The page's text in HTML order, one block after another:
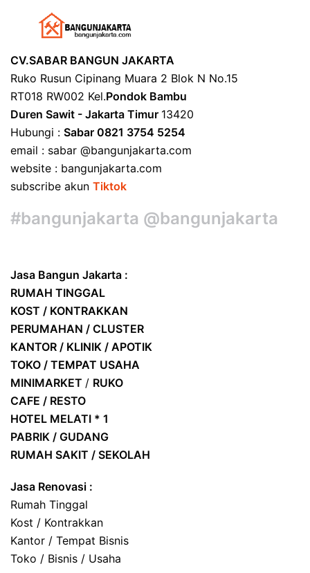
CV.SABAR BANGUN JAKARTA
Ruko Rusun Cipinang Muara 2 Blok N No.15
RT018 RW002 Kel.Pondok Bambu
Duren Sawit - Jakarta Timur 13420
Hubungi : Sabar 0821 3754 5254
email : sabar @bangunjakarta.com
website : bangunjakarta.com
subscribe akun Tiktok
#bangunjakarta @bangunjakarta
Jasa Bangun Jakarta :
RUMAH TINGGAL
KOST / KONTRAKKAN
PERUMAHAN / CLUSTER
KANTOR / KLINIK / APOTIK
TOKO / TEMPAT USAHA
MINIMARKET / RUKO
CAFE / RESTO
HOTEL MELATI * 1
PABRIK / GUDANG
RUMAH SAKIT / SEKOLAH
Jasa Renovasi :
Rumah Tinggal
Kost / Kontrakkan
Kantor / Tempat Bisnis
Toko / Bisnis / Usaha